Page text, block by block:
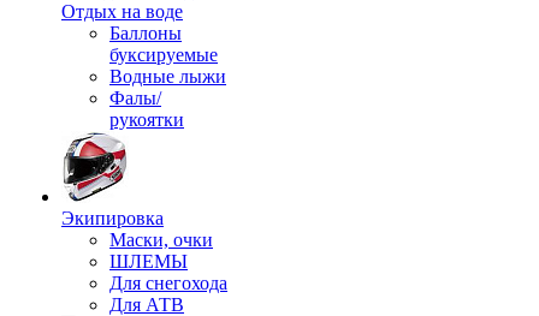
Отдых на воде
Баллоны
буксируемые
Водные лыжи
Фалы/
рукоятки
Экипировка
Маски, очки
ШЛЕМЫ
Для снегохода
Для АТВ